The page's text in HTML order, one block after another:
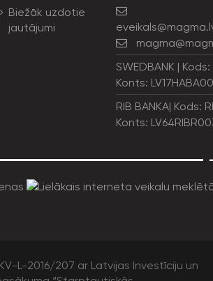
Biežāk uzdotie
jautājumi
SWEDBANK | Kods:
Konts:
RIB BANKA| Kods:
Konts:
L-2016/207 ar Latvijas Investīciju un